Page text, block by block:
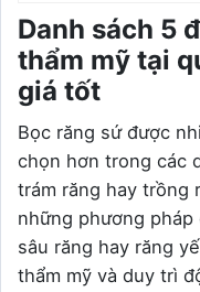
Danh sách 5
thẩm mỹ tại
giá tốt
Bọc răng sứ được
chọn hơn trong các
trám răng hay trồng
những phương
sâu răng hay răng
thẩm mỹ và duy trì